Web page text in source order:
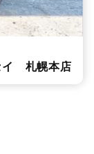
イ 札幌本店